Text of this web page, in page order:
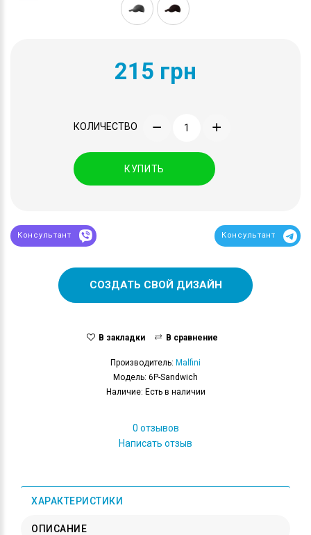
215 грн
КОЛИЧЕСТВО
КУПИТЬ
Консультант Консультант
СОЗДАТЬ СВОЙ ДИЗАЙН
В закладки В сравнение
Производитель: Malfini
Модель: 6P-Sandwich
Наличие: Есть в наличии
0 отзывов
Написать отзыв
ХАРАКТЕРИСТИКИ
ОПИСАНИЕ